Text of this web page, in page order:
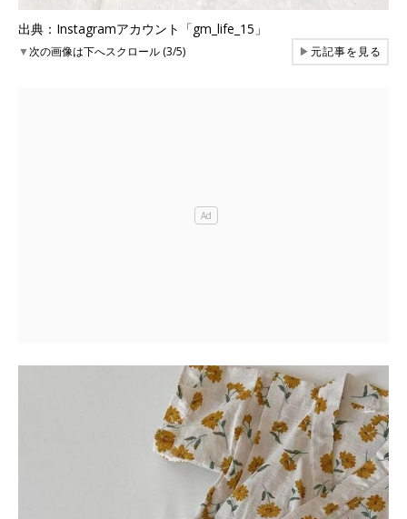
出典：Instagramアカウント「gm_life_15」
▼次の画像は下へスクロール (3/5) ▶元記事を見る